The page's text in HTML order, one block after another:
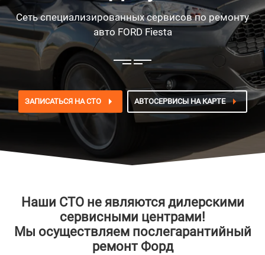
Сеть специализированных сервисов по ремонту
авто FORD Fiesta
ЗАПИСАТЬСЯ НА СТО АВТОСЕРВИСЫ НА КАРТЕ
Наши СТО не являются дилерскими
сервисными центрами!
Мы осуществляем послегарантийный
ремонт Форд